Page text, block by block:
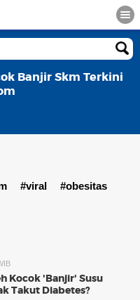
Banjir Skm Terkini
#viral
#obesitas
Kocok 'Banjir' Susu
Takut Diabetes?